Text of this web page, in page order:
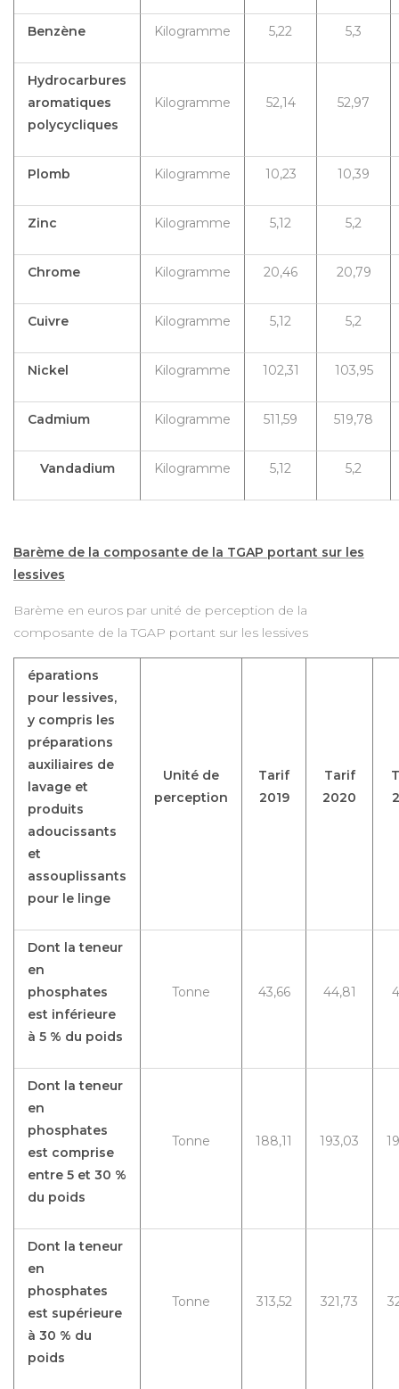
Benzène Kilogramme 5,22 5,3
Hydrocarbures
aromatiques
polycycliques
Kilogramme 52,14 52,97
Plomb Kilogramme 10,23 10,39
Zinc Kilogramme 5,12 5,2
Chrome Kilogramme 20,46 20,79
Cuivre Kilogramme 5,12 5,2
Nickel Kilogramme 102,31 103,95
Cadmium Kilogramme 511,59 519,78
Vandadium Kilogramme 5,12 5,2
Barème de la composante de la TGAP portant sur les
lessives
Barème en euros par unité de perception de la
composante de la TGAP portant sur les lessives
éparations
pour lessives,
y compris les
préparations
auxiliaires de
lavage et
produits
adoucissants
et
assouplissants
pour le linge
Unité de
perception
Tarif
2019
Tarif
2020
Dont la teneur
en
phosphates
est inférieure
à 5 % du poids
Tonne 43,66 44,81
Dont la teneur
en
phosphates
est comprise
entre 5 et 30 %
du poids
Tonne 188,11 193,03
Dont la teneur
en
phosphates
est supérieure
à 30 % du
poids
Tonne 313,52 321,73